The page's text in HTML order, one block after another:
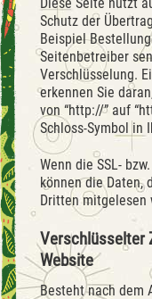
Schutz der
Beispiel
Seitenbetreiber
Verschlüsselung.
erkennen Sie
von “http://” auf
Schloss-Symbol in
Wenn die SSL-
können die Daten,
Dritten mitgelesen
Verschlüsselter
Website
Besteht nach dem